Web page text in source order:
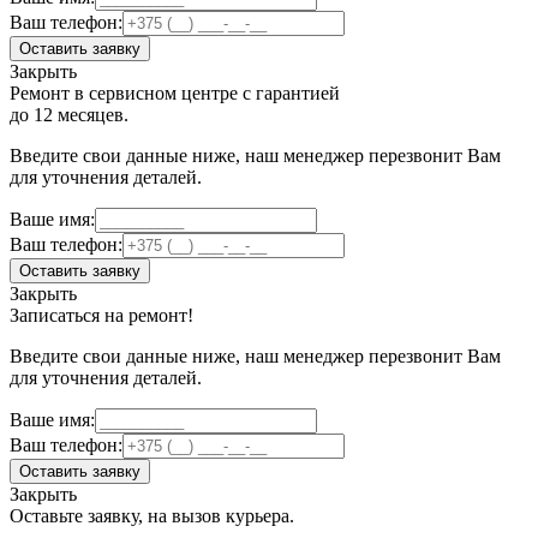
Ваш телефон:
Оставить заявку
Закрыть
Ремонт в сервисном центре с гарантией
до 12 месяцев.
Введите свои данные ниже, наш менеджер перезвонит Вам
для уточнения деталей.
Ваше имя:
Ваш телефон:
Оставить заявку
Закрыть
Записаться на ремонт!
Введите свои данные ниже, наш менеджер перезвонит Вам
для уточнения деталей.
Ваше имя:
Ваш телефон:
Оставить заявку
Закрыть
Оставьте заявку, на вызов курьера.